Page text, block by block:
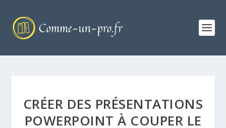
CRÉER DES PRÉSENTATIONS
POWERPOINT À COUPER LE